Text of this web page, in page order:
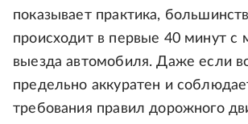
показывает практика,
происходит в первые 40 минут с
выезда автомобиля. Даже если
предельно аккуратен и
требования правил дорожного